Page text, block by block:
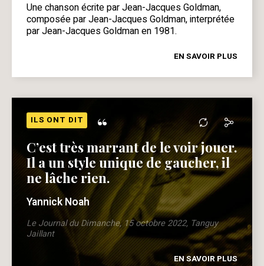
Une chanson écrite par Jean-Jacques Goldman,
composée par Jean-Jacques Goldman, interprétée
par Jean-Jacques Goldman en 1981.
EN SAVOIR PLUS
ILS ONT DIT “
C’est très marrant de le voir jouer.
Il a un style unique de gaucher, il
ne lâche rien.
Yannick Noah
Le Journal du Dimanche, 15 octobre 2022, Tanguy
Jaillant
EN SAVOIR PLUS